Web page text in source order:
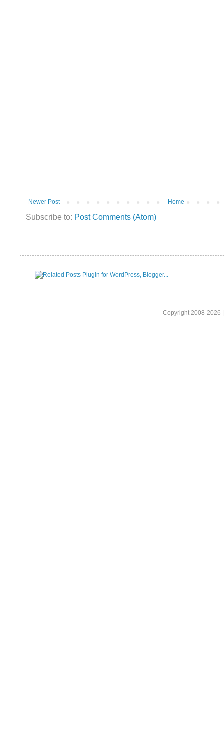
Newer Post Home
Subscribe to: Post Comments (Atom)
Copyright 2008-2026